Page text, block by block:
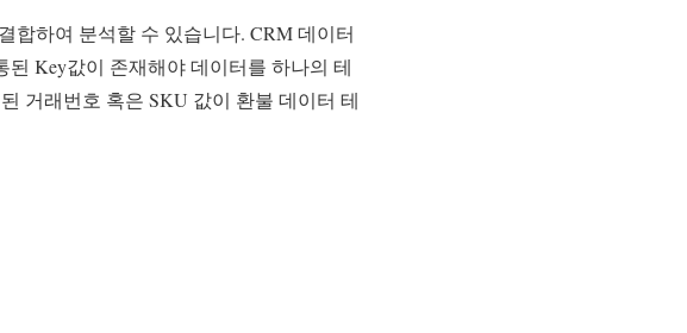
합하여 분석할 수 있습니다. CRM 데이터
Key값이 존재해야 데이터를 하나의 테
거래번호 혹은 SKU 값이 환불 데이터 테